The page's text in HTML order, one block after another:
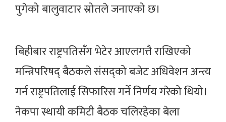
पुगेको बालुवाटार स्रोतले जनाएको छ।
बिहीबार राष्ट्रपतिसँग भेटेर आएलगत्तै राखिएको
मन्त्रिपरिषद् बैठकले संसद्को बजेट अधिवेशन अन्त्य
गर्न राष्ट्रपतिलाई सिफारिस गर्ने निर्णय गरेको थियो।
नेकपा स्थायी कमिटी बैठक चलिरहेका बेला